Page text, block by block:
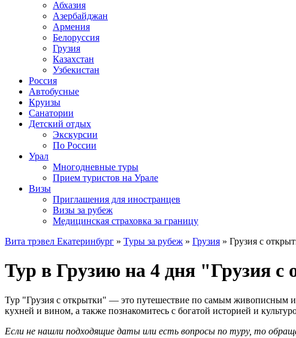
Абхазия
Азербайджан
Армения
Белоруссия
Грузия
Казахстан
Узбекистан
Россия
Автобусные
Круизы
Санатории
Детский отдых
Экскурсии
По России
Урал
Многодневные туры
Прием туристов на Урале
Визы
Приглашения для иностранцев
Визы за рубеж
Медицинская страховка за границу
Вита трэвел Екатеринбург » Туры за рубеж » Грузия » Грузия с
Тур в Грузию на 4 дня "Грузия с
Тур "Грузия с открытки" — это путешествие по самым живописным и
кухней и вином, а также познакомитесь с богатой историей и
Если не нашли подходящие даты или есть вопросы по туру, то